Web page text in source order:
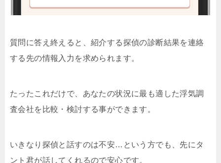
質問に答え終えると、紹介する探偵の診断結果を連絡
する先の情報入力を求められます。
たったこれだけで、あなたの状況に最も適した浮気調
査会社を比較・検討する事ができます。
いきなり探偵と話すのは不安…という方でも、先にタ
ント君が話してくれるので安心です。